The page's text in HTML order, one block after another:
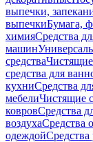
выпечки,
выпечкиБумага,
химияСредства
машин
средстваЧистящие
средства для
кухниСредства
мебелиЧистящие
ковровСредства
воздухаСредства
одеждойСредства